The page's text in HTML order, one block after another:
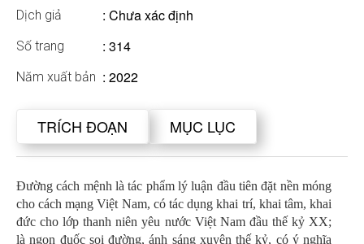
Dịch giả : Chưa xác định
Số trang : 314
Năm xuất bản : 2022
TRÍCH ĐOẠN MỤC LỤC
Đường cách mệnh là tác phẩm lý luận đầu tiên đặt nền móng
cho cách mạng Việt Nam, có tác dụng khai trí, khai tâm, khai
đức cho lớp thanh niên yêu nước Việt Nam đầu thế kỷ XX;
là ngọn đuốc soi đường, ánh sáng xuyên thế kỷ, có ý nghĩa